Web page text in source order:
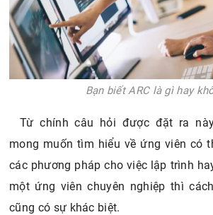
Bạn biết ARC là gì hay
Từ chính câu hỏi được đặt ra
mong muốn tìm hiểu về ứng viên có
các phương pháp cho việc lập trình
một ứng viên chuyên nghiệp thì
cũng có sự khác biệt.